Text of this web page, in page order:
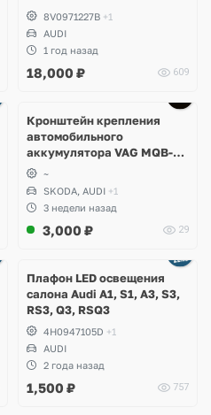
8V0971227B +1
AUDI
1 год назад
18,000 ₽ 609
Кронштейн крепления
автомобильного
аккумулятора VAG MQB-
EVO~
SKODA, AUDI +1
3 недели назад
3,000 ₽ 29
Плафон LED освещения
салона Audi A1, S1, A3, S3,
RS3, Q3, RSQ3
4H0947105D +1
AUDI
2 года назад
1,500 ₽ 757